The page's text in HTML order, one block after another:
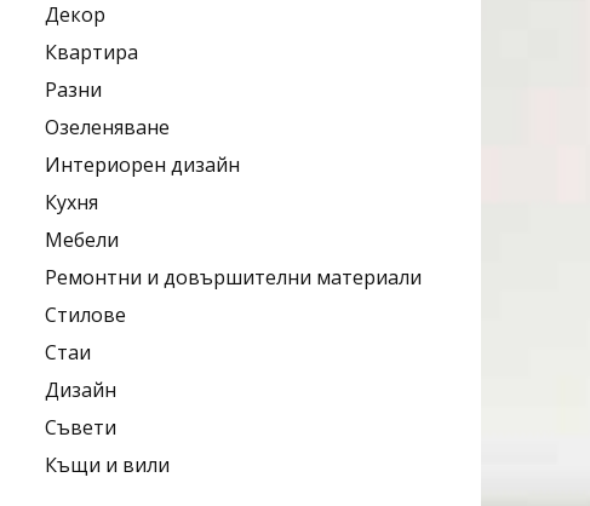
Декор
Квартира
Разни
Озеленяване
Интериорен дизайн
Кухня
Мебели
Ремонтни и довършителни материали
Стилове
Стаи
Дизайн
Съвети
Къщи и вили